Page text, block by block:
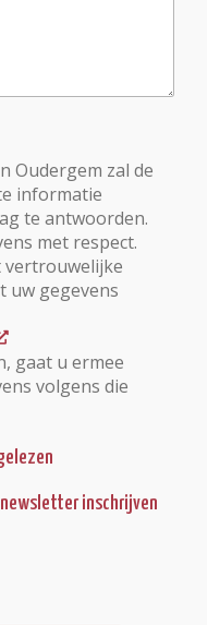
Oudergem zal de
informatie
te antwoorden.
met respect.
uw gegevens
gaat u ermee
volgens die
newsletter inschrijven